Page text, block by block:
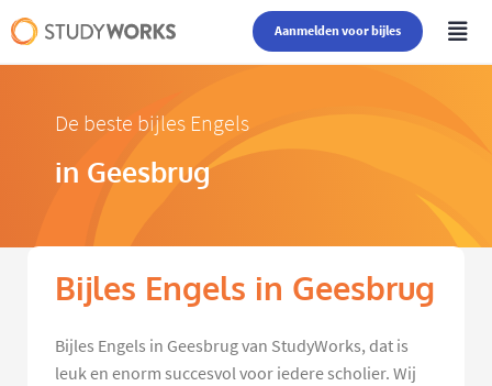
Aanmelden voor bijles
De beste bijles Engels
in Geesbrug
Bijles Engels in Geesbrug
Bijles Engels in Geesbrug van StudyWorks, dat is
leuk en enorm succesvol voor iedere scholier. Wij